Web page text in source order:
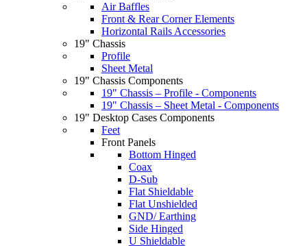
Air Baffles
Front & Rear Corner Elements
Horizontal Rails Accessories
19" Chassis
Profile
Sheet Metal
19" Chassis Components
19" Chassis – Profile - Components
19" Chassis – Sheet Metal - Components
19" Desktop Cases Components
Feet
Front Panels
Bottom Hinged
Coax
D-Sub
Flat Shieldable
Flat Unshielded
GND/ Earthing
Side Hinged
U Shieldable